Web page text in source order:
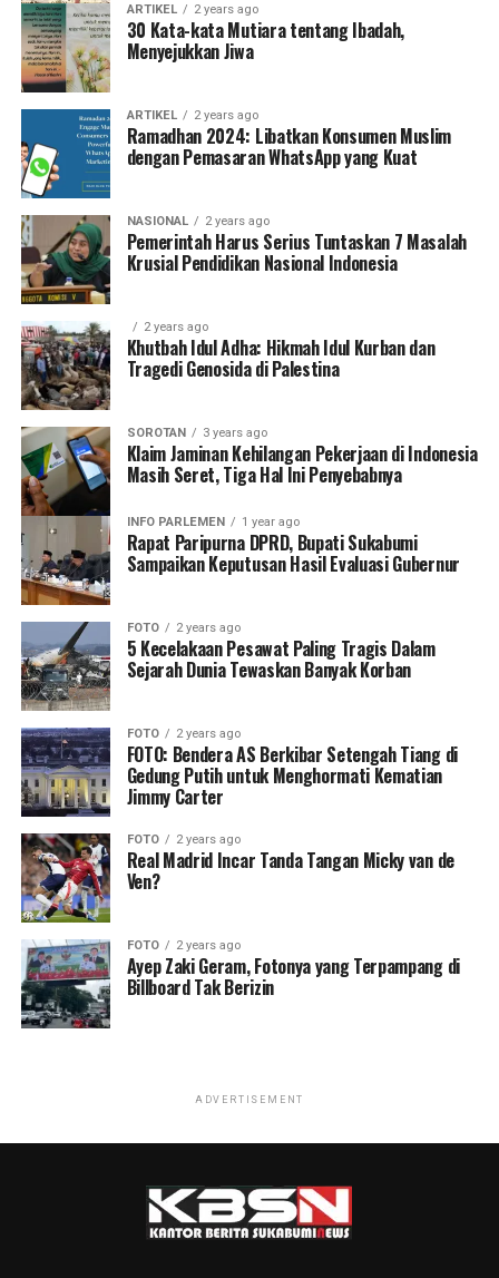
ARTIKEL 2 years ago
30 Kata-kata Mutiara tentang Ibadah,
Menyejukkan Jiwa
ARTIKEL 2 years ago
Ramadhan 2024: Libatkan Konsumen Muslim
dengan Pemasaran WhatsApp yang Kuat
NASIONAL 2 years ago
Pemerintah Harus Serius Tuntaskan 7 Masalah
Krusial Pendidikan Nasional Indonesia
2 years ago
Khutbah Idul Adha: Hikmah Idul Kurban dan
Tragedi Genosida di Palestina
SOROTAN 3 years ago
Klaim Jaminan Kehilangan Pekerjaan di Indonesia
Masih Seret, Tiga Hal Ini Penyebabnya
INFO PARLEMEN 1 year ago
Rapat Paripurna DPRD, Bupati Sukabumi
Sampaikan Keputusan Hasil Evaluasi Gubernur
FOTO 2 years ago
5 Kecelakaan Pesawat Paling Tragis Dalam
Sejarah Dunia Tewaskan Banyak Korban
FOTO 2 years ago
FOTO: Bendera AS Berkibar Setengah Tiang di
Gedung Putih untuk Menghormati Kematian
Jimmy Carter
FOTO 2 years ago
Real Madrid Incar Tanda Tangan Micky van de
Ven?
FOTO 2 years ago
Ayep Zaki Geram, Fotonya yang Terpampang di
Billboard Tak Berizin
ADVERTISEMENT